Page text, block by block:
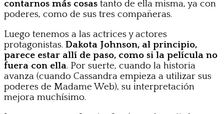
contarnos más cosas tanto de ella misma, ya con
poderes, como de sus tres compañeras.
Luego tenemos a las actrices y actores
protagonistas. Dakota Johnson, al principio,
parece estar allí de paso, como si la película no
fuera con ella. Por suerte, cuando la historia
avanza (cuando Cassandra empieza a utilizar sus
poderes de Madame Web), su interpretación
mejora muchísimo.